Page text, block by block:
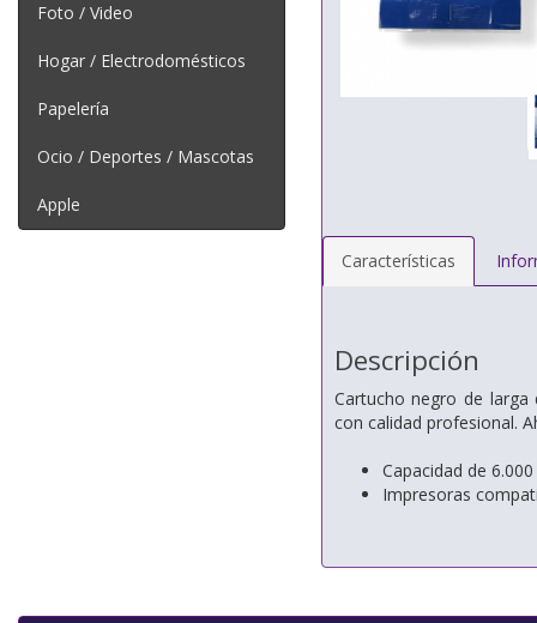
Foto / Video
Hogar / Electrodomésticos
Papelería
Ocio / Deportes / Mascotas
Apple
Características
Descripción
Cartucho negro de
con calidad profesional.
Capacidad de
Impresoras